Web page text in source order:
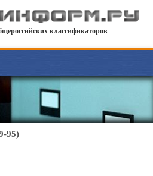
классификаторов
95)